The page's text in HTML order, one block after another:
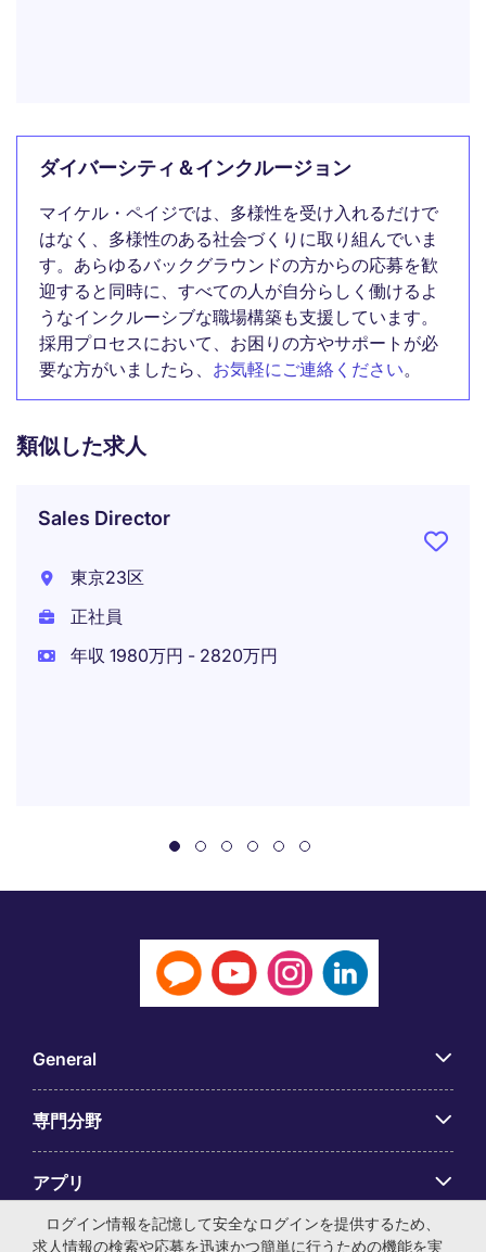
ダイバーシティ＆インクルージョン
マイケル・ペイジでは、多様性を受け入れるだけで
はなく、多様性のある社会づくりに取り組んでいま
す。あらゆるバックグラウンドの方からの応募を歓
迎すると同時に、すべての人が自分らしく働けるよ
うなインクルーシブな職場構築も支援しています。
採用プロセスにおいて、お困りの方やサポートが必
要な方がいましたら、 お気軽にご連絡ください。
類似した求人
Sales Director
東京23区
正社員
年収 1980万円 - 2820万円
General
専門分野
アプリ
Employer Centre
ログイン情報を記憶して安全なログインを提供するため、
求人情報の検索や応募を迅速かつ簡単に行うための機能を実